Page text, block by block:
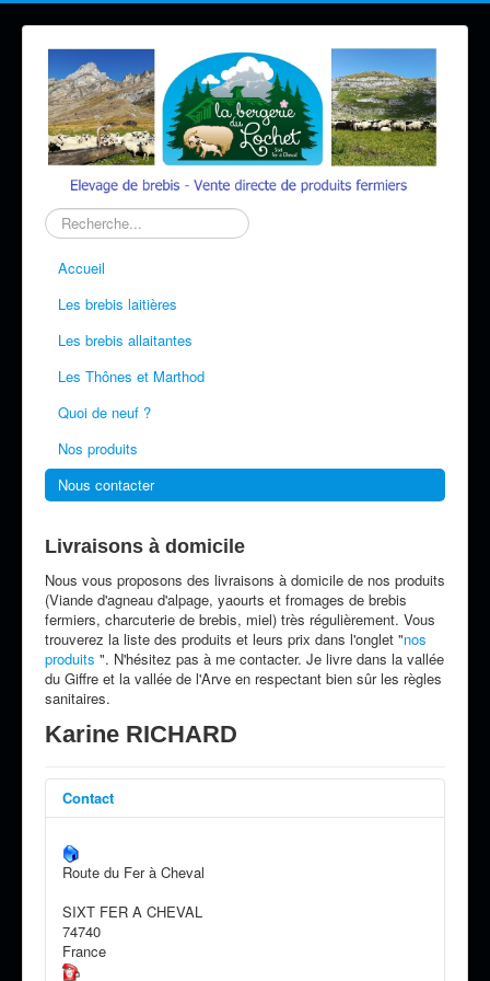
Rechercher
Accueil
Les brebis laitières
Les brebis allaitantes
Les Thônes et Marthod
Quoi de neuf ?
Nos produits
Nous contacter
Livraisons à domicile
Nous vous proposons des livraisons à domicile de nos produits
(Viande d'agneau d'alpage, yaourts et fromages de brebis
fermiers, charcuterie de brebis, miel) très régulièrement. Vous
trouverez la liste des produits et leurs prix dans l'onglet "nos
produits ". N'hésitez pas à me contacter. Je livre dans la vallée
du Giffre et la vallée de l'Arve en respectant bien sûr les règles
sanitaires.
Karine RICHARD
Contact
Route du Fer à Cheval
SIXT FER A CHEVAL
74740
France